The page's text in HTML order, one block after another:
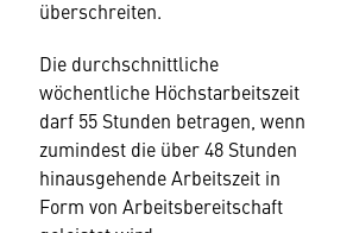
überschreiten.
Die durchschnittliche
wöchentliche Höchstarbeitszeit
darf 55 Stunden betragen, wenn
zumindest die über 48 Stunden
hinausgehende Arbeitszeit in
Form von Arbeitsbereitschaft